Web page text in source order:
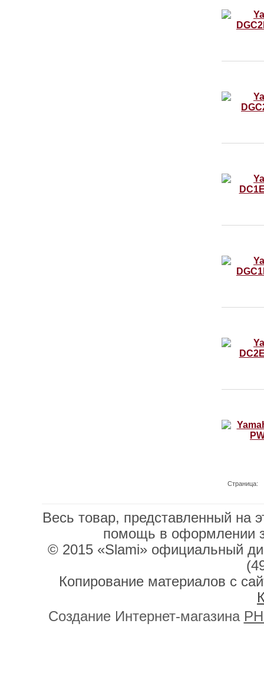
Страница:
Весь товар, представленный на
помощь в оформлении
© 2015 «Slami» официальный
Копирование материалов с
Создание Интернет-магазина